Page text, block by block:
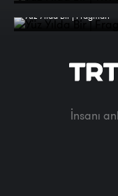
Yüz Yılda Bir | Fragman
İnsanı